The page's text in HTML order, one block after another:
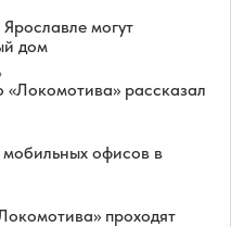
могут
дом
рассказал
офисов в
проходят